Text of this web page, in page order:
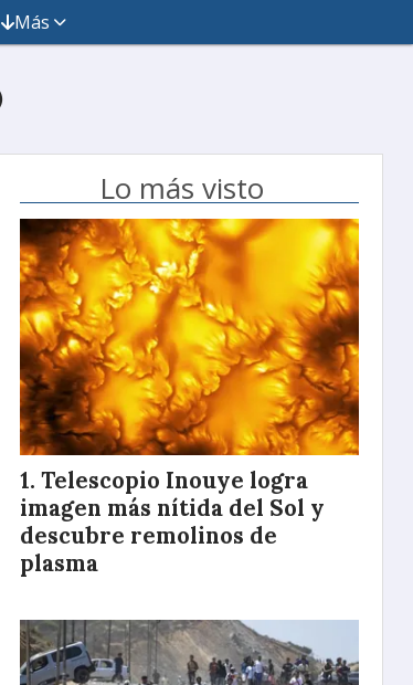
Más
Lo más visto
Telescopio Inouye logra
imagen más nítida del Sol y
descubre remolinos de
plasma